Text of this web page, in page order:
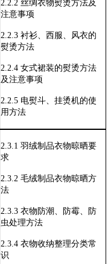
2.2.2丝绸衣物熨烫方法及
注意事项
2.2.3衬衫、西服、风衣的
熨烫方法
2.2.4女式裙装的熨烫方法
及注意事项
2.2.5 电熨斗、挂烫机的使
用方法
2.3.1羽绒制品衣物晾晒要
求
2.3.2毛绒制品衣物晾晒方
法
2.3.3衣物防潮、防霉、防
虫处理方法
2.3.4衣物收纳整理分类常
识